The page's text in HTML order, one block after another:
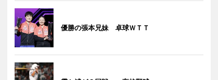
優勝の張本兄妹 卓球ＷＴＴ